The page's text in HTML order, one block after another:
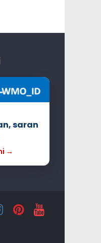
saran
→